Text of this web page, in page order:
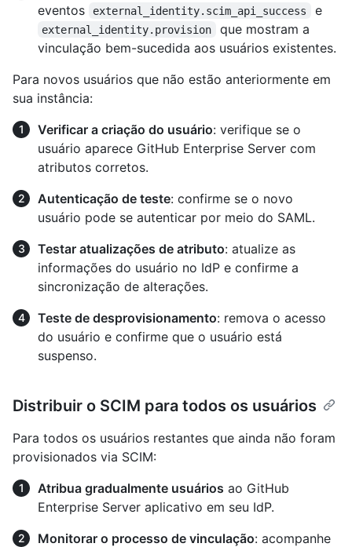
eventos
external_identity.scim_api_success e
external_identity.provision
que mostram a
vinculação bem-sucedida aos usuários existentes.
Para novos usuários que não estão anteriormente em
sua instância:
Verificar a criação do usuário: verifique se o
usuário aparece GitHub Enterprise Server com
atributos corretos.
Autenticação de teste: confirme se o novo
usuário pode se autenticar por meio do SAML.
Testar atualizações de atributo: atualize as
informações do usuário no IdP e confirme a
sincronização de alterações.
Teste de desprovisionamento: remova o acesso
do usuário e confirme que o usuário está
suspenso.
Distribuir o SCIM para todos os usuários
Para todos os usuários restantes que ainda não foram
provisionados via SCIM:
Atribua gradualmente usuários ao GitHub
Enterprise Server aplicativo em seu IdP.
Monitorar o processo de vinculação: acompanhe